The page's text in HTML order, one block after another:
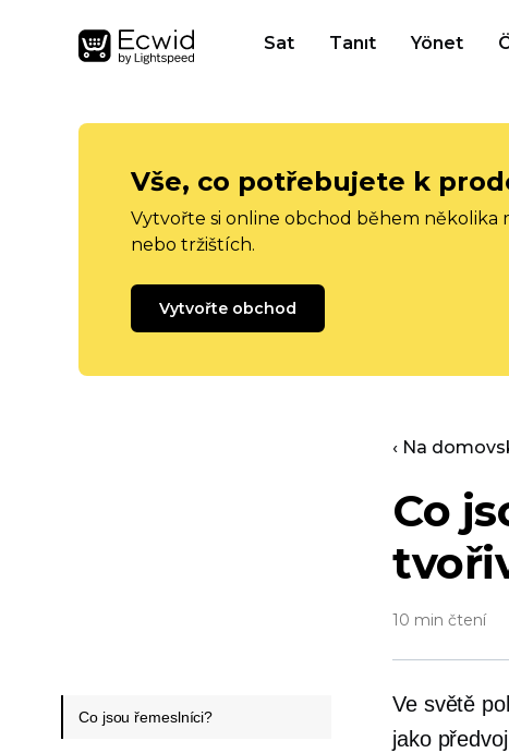
Sat Tanıt Yönet
Vše, co potřebujete k
Vytvořte si online obchod během
nebo tržištích.
Vytvořte obchod
‹ Na
Co
10 min čtení
Ve světě
jako
Co jsou řemeslníci?